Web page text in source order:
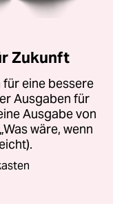
Zukunft
für eine bessere
Ausgaben für
Ausgabe von
wäre, wenn